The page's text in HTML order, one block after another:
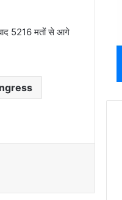
5216 मतों से आगे